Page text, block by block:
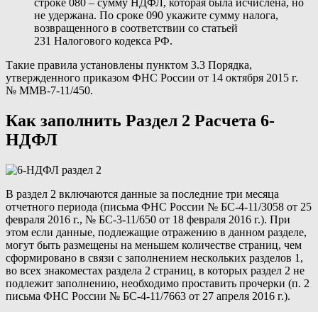
не удержана. По сроке 090 укажите сумму налога,
возвращенного в соответствии со статьей
231 Налогового кодекса РФ.
Такие правила установлены пунктом 3.3 Порядка,
утвержденного приказом ФНС России от 14 октября 2015 г.
№ ММВ-7-11/450.
Как заполнить Раздел 2 Расчета 6-
НДФЛ
В раздел 2 включаются данные за последние три месяца
отчетного периода (письма ФНС России № БС-4-11/3058 от 25
февраля 2016 г., № БС-3-11/650 от 18 февраля 2016 г.). При
этом если данные, подлежащие отражению в данном разделе,
могут быть размещены на меньшем количестве страниц, чем
сформировано в связи с заполнением нескольких разделов 1,
во всех знакоместах раздела 2 страниц, в которых раздел 2 не
подлежит заполнению, необходимо проставить прочерки (п. 2
письма ФНС России № БС-4-11/7663 от 27 апреля 2016 г.).